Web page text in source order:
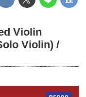
Violin
Violin) /